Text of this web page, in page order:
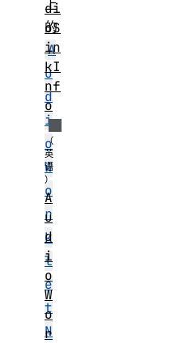
上
的
A
u
d
i
o
W
o
r
k
l
e
t
N
di
oS
in
kI
nf
o
A
u
d
i
o
W
o
r